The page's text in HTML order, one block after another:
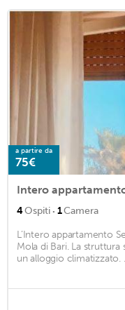
a partire da
75€
4Ospiti · 1Camera
L’Intero appartamento
Mola di Bari. La
un alloggio climatizzato.